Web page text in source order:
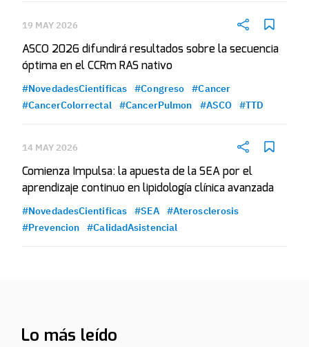
19 MAY 2026
ASCO 2026 difundirá resultados sobre la secuencia
óptima en el CCRm RAS nativo
#NovedadesCientificas #Congreso
#Cancer
#CancerColorrectal
#CancerPulmon #ASCO #TTD
14 MAY 2026
Comienza Impulsa: la apuesta de la SEA por el
aprendizaje continuo en lipidología clínica avanzada
#NovedadesCientificas #SEA
#Aterosclerosis
#Prevencion
#CalidadAsistencial
Lo más leído